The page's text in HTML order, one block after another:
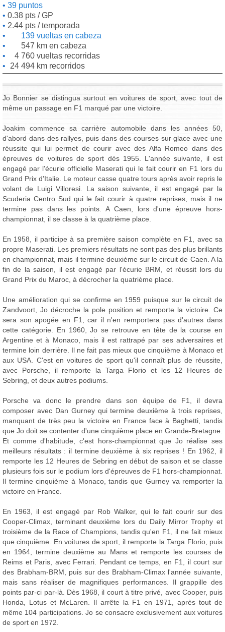
39 puntos
0.38 pts / GP
2.44 pts / temporada
139 vueltas en cabeza
547 km en cabeza
4 760 vueltas recorridas
24 494 km recorridos
Jo Bonnier se distingua surtout en voitures de sport, avec tout de
même un passage en F1 marqué par une victoire.
Joakim commence sa carrière automobile dans les années 50,
d'abord dans des rallyes, puis dans des courses sur glace avec une
réussite qui lui permet de courir avec des Alfa Romeo dans des
épreuves de voitures de sport dès 1955. L'année suivante, il est
engagé par l'écurie officielle Maserati qui le fait courir en F1 lors du
Grand Prix d'Italie. Le moteur casse quatre tours après avoir repris le
volant de Luigi Villoresi. La saison suivante, il est engagé par la
Scuderia Centro Sud qui le fait courir à quatre reprises, mais il ne
termine pas dans les points. A Caen, lors d'une épreuve hors-
championnat, il se classe à la quatrième place.
En 1958, il participe à sa première saison complète en F1, avec sa
propre Maserati. Les premiers résultats ne sont pas des plus brillants
en championnat, mais il termine deuxième sur le circuit de Caen. A la
fin de la saison, il est engagé par l'écurie BRM, et réussit lors du
Grand Prix du Maroc, à décrocher la quatrième place.
Une amélioration qui se confirme en 1959 puisque sur le circuit de
Zandvoort, Jo décroche la pole position et remporte la victoire. Ce
sera son apogée en F1, car il n'en remportera pas d'autres dans
cette catégorie. En 1960, Jo se retrouve en tête de la course en
Argentine et à Monaco, mais il est rattrapé par ses adversaires et
termine loin derrière. Il ne fait pas mieux que cinquième à Monaco et
aux USA. C'est en voitures de sport qu'il connaît plus de réussite,
avec Porsche, il remporte la Targa Florio et les 12 Heures de
Sebring, et deux autres podiums.
Porsche va donc le prendre dans son équipe de F1, il devra
composer avec Dan Gurney qui termine deuxième à trois reprises,
manquant de très peu la victoire en France face à Baghetti, tandis
que Jo doit se contenter d'une cinquième place en Grande-Bretagne.
Et comme d'habitude, c'est hors-championnat que Jo réalise ses
meilleurs résultats : il termine deuxième à six reprises ! En 1962, il
remporte les 12 Heures de Sebring en début de saison et se classe
plusieurs fois sur le podium lors d'épreuves de F1 hors-championnat.
Il termine cinquième à Monaco, tandis que Gurney va remporter la
victoire en France.
En 1963, il est engagé par Rob Walker, qui le fait courir sur des
Cooper-Climax, terminant deuxième lors du Daily Mirror Trophy et
troisième de la Race of Champions, tandis qu'en F1, il ne fait mieux
que cinquième. En voitures de sport, il remporte la Targa Florio, puis
en 1964, termine deuxième au Mans et remporte les courses de
Reims et Paris, avec Ferrari. Pendant ce temps, en F1, il court sur
des Brabham-BRM, puis sur des Brabham-Climax l'année suivante,
mais sans réaliser de magnifiques performances. Il grappille des
points par-ci par-là. Dès 1968, il court à titre privé, avec Cooper, puis
Honda, Lotus et McLaren. Il arrête la F1 en 1971, après tout de
même 104 participations. Jo se consacre exclusivement aux voitures
de sport en 1972.